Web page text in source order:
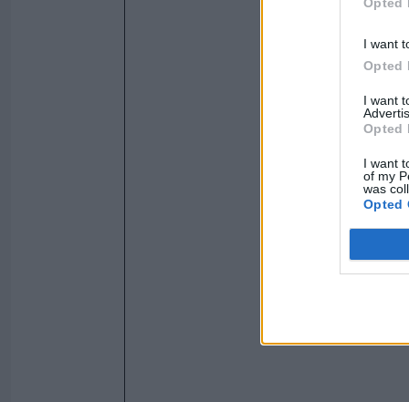
I want
Opted
I want
Opted
I want
of my
was
Opted